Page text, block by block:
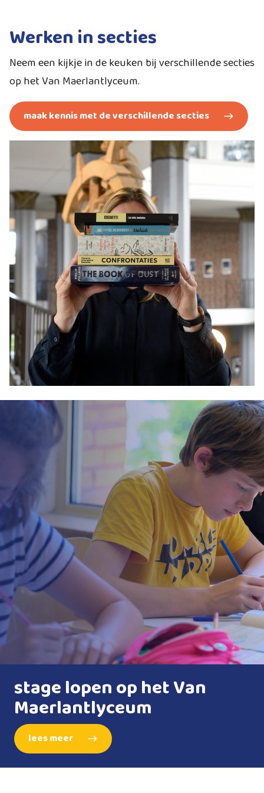
Werken in secties
Neem een kijkje in de keuken bij verschillende secties
op het Van Maerlantlyceum.
maak kennis met de verschillende secties
stage lopen op het Van
Maerlantlyceum
lees meer